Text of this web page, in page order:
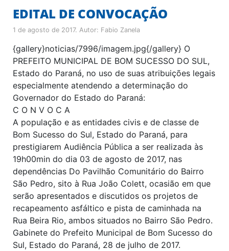
EDITAL DE CONVOCAÇÃO
1 de agosto de 2017. Autor: Fabio Zanela
{gallery}noticias/7996/imagem.jpg{/gallery} O
PREFEITO MUNICIPAL DE BOM SUCESSO DO SUL,
Estado do Paraná, no uso de suas atribuições legais
especialmente atendendo a determinação do
Governador do Estado do Paraná:
C O N V O C A
A população e as entidades civis e de classe de
Bom Sucesso do Sul, Estado do Paraná, para
prestigiarem Audiência Pública a ser realizada às
19h00min do dia 03 de agosto de 2017, nas
dependências Do Pavilhão Comunitário do Bairro
São Pedro, sito à Rua João Colett, ocasião em que
serão apresentados e discutidos os projetos de
recapeamento asfáltico e pista de caminhada na
Rua Beira Rio, ambos situados no Bairro São Pedro.
Gabinete do Prefeito Municipal de Bom Sucesso do
Sul, Estado do Paraná, 28 de julho de 2017.